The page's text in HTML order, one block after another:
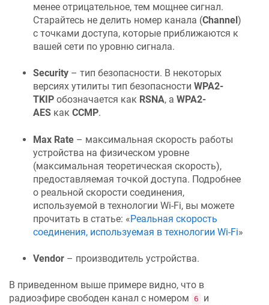
менее отрицательное, тем мощнее сигнал.
Старайтесь не делить номер канала (Channel)
с точками доступа, которые приближаются к
вашей сети по уровню сигнала.
Security – тип безопасности. В некоторых
версиях утилиты тип безопасности WPA2-
TKIP обозначается как RSNA, а WPA2-
AES как CCMP.
Max Rate – максимальная скорость работы
устройства на физическом уровне
(максимальная теоретическая скорость),
предоставляемая точкой доступа. Подробнее
о реальной скорости соединения,
используемой в технологии Wi-Fi, вы можете
прочитать в статье: «Реальная скорость
соединения, используемая в технологии Wi-Fi»
Vendor – производитель устройства.
В приведенном выше примере видно, что в
радиоэфире свободен канал с номером 6
и